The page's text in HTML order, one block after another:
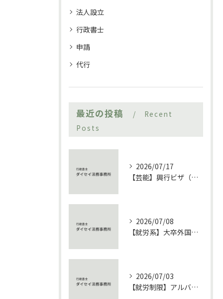
法人設立
行政書士
申請
代行
最近の投稿
Recent
Posts
2026/07/17
【芸能】興行ビザ（在留資格「興行」）とは 風俗営業店舗で外国人ダンサーを招く際の注意点を徹底解説【エンタメ】
2026/07/08
【就労系】大卒外国人の就労ビザ完全ガイド 技術・人文知識・国際業務と特定活動46号、定住者ルートまで徹底比較【ビザ】
2026/07/03
【就労制限】アルバイトでも「所属機関に関する届出」は必要か 在留資格別に徹底解説【外国人】